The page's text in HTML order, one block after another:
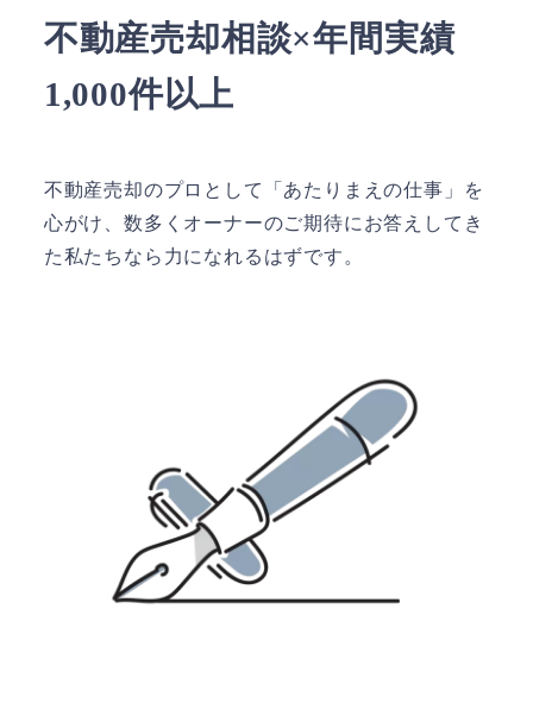
不動産売却相談×年間実績
1,000件以上
不動産売却のプロとして「あたりまえの仕事」を
心がけ、数多くオーナーのご期待にお答えしてき
た私たちなら力になれるはずです。